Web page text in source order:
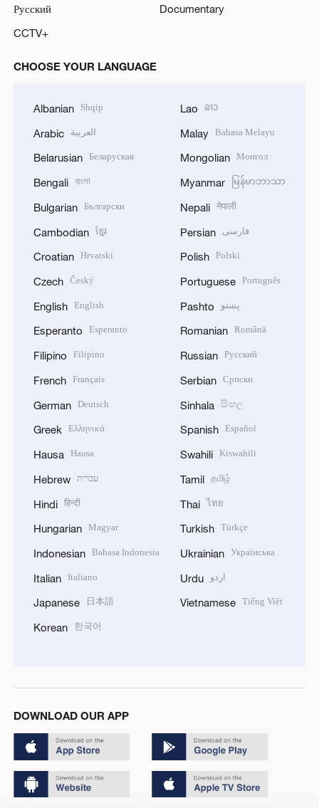
Русский
Documentary
CCTV+
CHOOSE YOUR LANGUAGE
Albanian Shqip
Arabic العربية
Belarusian Беларуская
Bengali বাংলা
Bulgarian Български
Cambodian ខ្មែរ
Croatian Hrvatski
Czech Český
English English
Esperanto Esperanto
Filipino Filipino
French Français
German Deutsch
Greek Ελληνικά
Hausa Hausa
Hebrew עברית
Hindi हिन्दी
Hungarian Magyar
Indonesian Bahasa Indonesia
Italian Italiano
Japanese 日本語
Korean 한국어
Lao ລາວ
Malay Bahasa Melayu
Mongolian Монгол
Myanmar မြန်မာဘာသာ
Nepali नेपाली
Persian فارسی
Polish Polski
Portuguese Português
Pashto پښتو
Romanian Română
Russian Русский
Serbian Српски
Sinhala සිංහල
Spanish Español
Swahili Kiswahili
Tamil தமிழ்
Thai ไทย
Turkish Türkçe
Ukrainian Українська
Urdu اردو
Vietnamese Tiếng Việt
DOWNLOAD OUR APP